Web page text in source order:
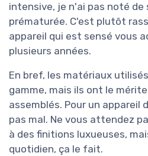
intensive, je n'ai pas noté de
prématurée. C'est plutôt
appareil qui est sensé vous
plusieurs années.
En bref, les matériaux
gamme, mais ils ont le
assemblés. Pour un appareil
pas mal. Ne vous attendez
à des finitions luxueuses,
quotidien, ça le fait.